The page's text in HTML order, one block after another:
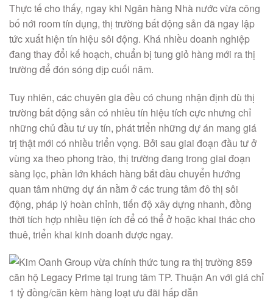
Thực tế cho thấy, ngay khi Ngân hàng Nhà nước vừa công
bố nới room tín dụng, thị trường bất động sản đã ngay lập
tức xuất hiện tín hiệu sôi động. Khá nhiều doanh nghiệp
đang thay đổi kế hoạch, chuẩn bị tung giỏ hàng mới ra thị
trường để đón sóng dịp cuối năm.
Tuy nhiên, các chuyên gia đều có chung nhận định dù thị
trường bất động sản có nhiều tín hiệu tích cực nhưng chỉ
những chủ đầu tư uy tín, phát triển những dự án mang giá
trị thật mới có nhiều triển vọng. Bởi sau giai đoạn đầu tư ở
vùng xa theo phong trào, thị trường đang trong giai đoạn
sàng lọc, phần lớn khách hàng bắt đầu chuyển hướng
quan tâm những dự án nằm ở các trung tâm đô thị sôi
động, pháp lý hoàn chỉnh, tiến độ xây dựng nhanh, đồng
thời tích hợp nhiều tiện ích để có thể ở hoặc khai thác cho
thuê, triển khai kinh doanh được ngay.